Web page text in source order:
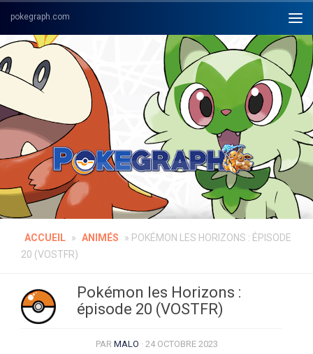
Skip to content
ACCUEIL » ANIMÉS » POKÉMON LES HORIZONS : ÉPISODE
20 (VOSTFR)
Pokémon les Horizons :
épisode 20 (VOSTFR)
PAR MALO · 24 OCTOBRE 2023